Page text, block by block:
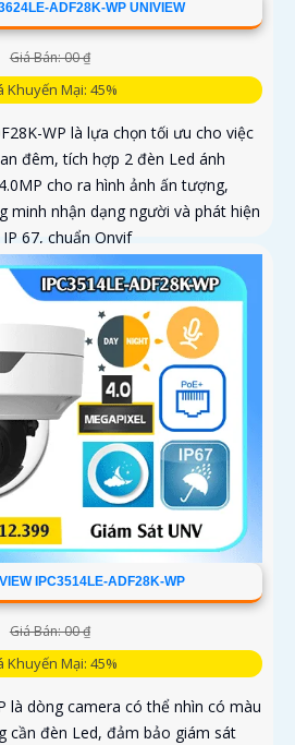
ADF28K-WP UNIVIEW
Giá Bán: 00 ₫
Khuyến Mại: 45%
WP là lựa chọn tối ưu cho việc
đêm, tích hợp 2 đèn Led ánh
cho ra hình ảnh ấn tượng,
minh nhận dạng người và phát hiện
67, chuẩn Onvif
IPC3514LE-ADF28K-WP
Giá Bán: 00 ₫
Khuyến Mại: 45%
là dòng camera có thể nhìn có màu
cần đèn Led, đảm bảo giám sát